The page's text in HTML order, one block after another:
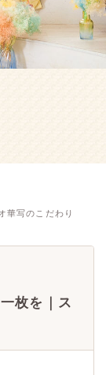
華写のこだわり
枚を｜ス